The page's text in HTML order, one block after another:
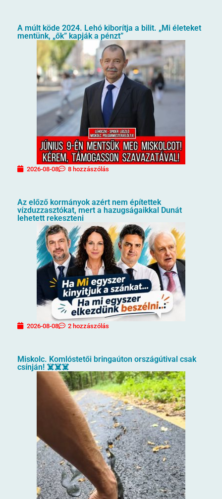
A múlt köde 2024. Lehó kiborítja a bilit. „Mi életeket
mentünk, „ők” kapják a pénzt”
2026-08-08 8 hozzászólás
Az előző kormányok azért nem építettek
vízduzzasztókat, mert a hazugságaikkal Dunát
lehetett rekeszteni
2026-08-08 2 hozzászólás
Miskolc. Komlóstetői bringaúton országútival csak
csínján! ☠️☠️☠️